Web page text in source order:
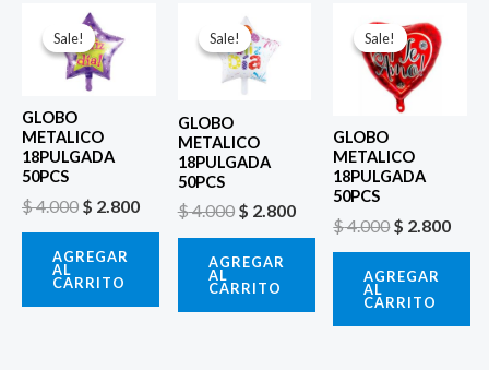
Sale!
Sale!
GLOBO
METALICO
18PULGADA
50PCS
$4.000
El
precio
original
era:
$ 2.800
AGREGAR
AL
CARRITO
Sale!
Sale!
GLOBO
METALICO
18PULGADA
50PCS
$4.000
El
precio
original
era:
$ 4.000.
$ 2.800
AGREGAR
AL
CARRITO
Sale!
Sale!
GLOBO
METALICO
18PULGADA
50PCS
$4.000
precio
original
era:
$ 4.000.
$ 2.800
AGREGAR
AL
CARRITO